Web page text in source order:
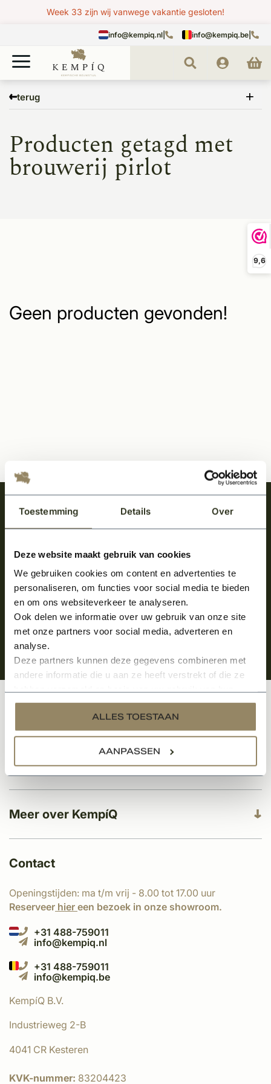
Toestemming Details Over
Deze website maakt gebruik van cookies
We gebruiken cookies om content en advertenties te
personaliseren, om functies voor social media te bieden
en om ons websiteverkeer te analyseren.
Ook delen we informatie over uw gebruik van onze site
met onze partners voor social media, adverteren en
analyse.
Deze partners kunnen deze gegevens combineren met
andere informatie die u aan ze heeft verstrekt of die ze
services.
ALLES TOESTAAN
AANPASSEN
9,6
Week 33 zijn wij vanwege vakantie gesloten!
info@kempiq.nl info@kempiq.be
terug
brouwerij pirlot
Producten getagd met
brouwerij pirlot
Geen producten gevonden!
Meld je aan en ontvang het laatste nieuws
over onze kempische bouwstijl!
Aanmelden voor de nieuwsbrief
Meer over KempíQ
Klantenservice
Categorieën
Contact
Openingstijden: ma t/m vrij - 8.00 tot 17.00 uur
Reserveer hier een bezoek in onze showroom.
+31 488-759011
info@kempiq.nl
+31 488-759011
info@kempiq.be
KempíQ B.V.
Industrieweg 2-B
4041 CR Kesteren
KVK-nummer: 83204423